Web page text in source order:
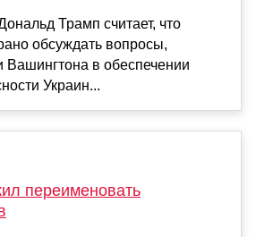
Трамп считает, что
обсуждать вопросы,
Вашингтона в обеспечении
Украин...
переименовать